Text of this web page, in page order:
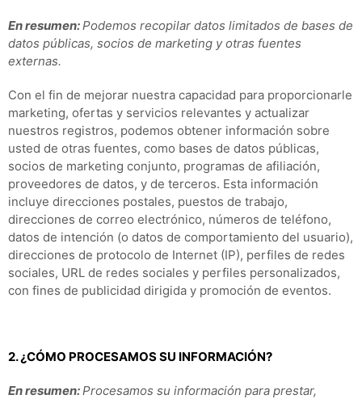
En resumen: Podemos recopilar datos limitados de bases de
datos públicas, socios de marketing y otras fuentes
externas.
Con el fin de mejorar nuestra capacidad para proporcionarle
marketing, ofertas y servicios relevantes y actualizar
nuestros registros, podemos obtener información sobre
usted de otras fuentes, como bases de datos públicas,
socios de marketing conjunto, programas de afiliación,
proveedores de datos, y de terceros. Esta información
incluye direcciones postales, puestos de trabajo,
direcciones de correo electrónico, números de teléfono,
datos de intención (o datos de comportamiento del usuario),
direcciones de protocolo de Internet (IP), perfiles de redes
sociales, URL de redes sociales y perfiles personalizados,
con fines de publicidad dirigida y promoción de eventos.
2. ¿CÓMO PROCESAMOS SU INFORMACIÓN?
En resumen: Procesamos su información para prestar,